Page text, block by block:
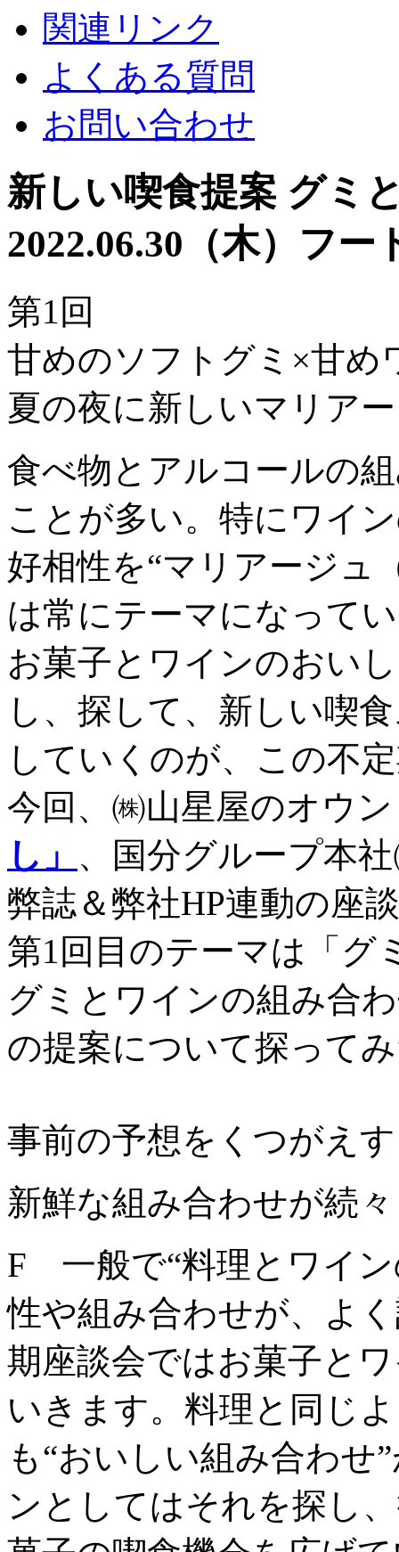
関連リンク
よくある質問
お問い合わせ
新しい喫食提案 グ
2022.06.30（木） フー
第1回
甘めのソフトグミ×甘め
夏の夜に新しいマリア
食べ物とアルコールの
ことが多い。特にワイ
好相性を“マリアージュ
は常にテーマになって
お菓子とワインのおい
し、探して、新しい喫
していくのが、この不
今回、㈱山星屋のオウ
し」 、国分グループ本
弊誌＆弊社HP連動の座
第1回目のテーマは「グ
グミとワインの組み合
の提案について探って
事前の予想をく
新鮮な組み合わせが続々
F 一般で“料理とワイ
性や組み合わせが、よ
期座談会ではお菓子と
いきます。料理と同じ
も“おいしい組み合わせ
ンとしてはそれを探し